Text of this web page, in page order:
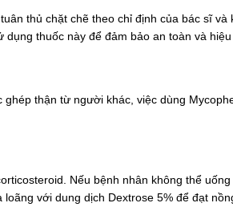
thủ chặt chẽ theo chỉ định của bác sĩ
thuốc này để đảm bảo an toàn và
thận từ người khác, việc dùng
Nếu bệnh nhân không thể
với dung dịch Dextrose 5% để đạt